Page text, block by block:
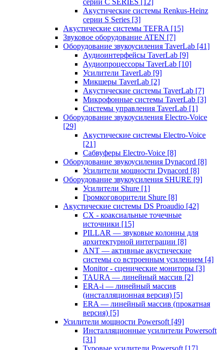
серии C SERIES [12]
Акустические системы Renkus-Heinz
серии S Series [3]
Акустические системы TEFRA [15]
Звуковое оборудование ATEN [7]
Оборудование звукоусиления TaverLab [41]
Аудиоинтерфейсы TaverLab [9]
Аудиопроцессоры TaverLab [10]
Усилители TaverLab [9]
Микшеры TaverLab [2]
Акустические системы TaverLab [7]
Микрофонные системы TaverLab [3]
Системы управления TaverLab [1]
Оборудование звукоусиления Electro-Voice
[29]
Акустические системы Electro-Voice
[21]
Сабвуферы Electro-Voice [8]
Оборудование звукоусиления Dynacord [8]
Усилители мощности Dynacord [8]
Оборудование звукоусиления SHURE [9]
Усилители Shure [1]
Громкоговорители Shure [8]
Акустические системы DS Proaudio [42]
CX - коаксиальные точечные
источники [15]
PILLAR — звуковые колонны для
архитектурной интеграции [8]
ANT — активные акустические
системы со встроенным усилением [4]
Monitor - сценические мониторы [3]
TAURA — линейный массив [2]
ERA-i — линейный массив
(инсталляционная версия) [5]
ERA — линейный массив (прокатная
версия) [5]
Усилители мощности Powersoft [49]
Инсталляционные усилители Powersoft
[31]
Туровые усилители Powersoft [17]